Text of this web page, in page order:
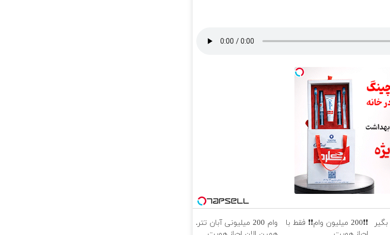
بگیر
❗❗200 میلیون وام❗❗ فقط با
وام 200 میلیونی آبان تتر.